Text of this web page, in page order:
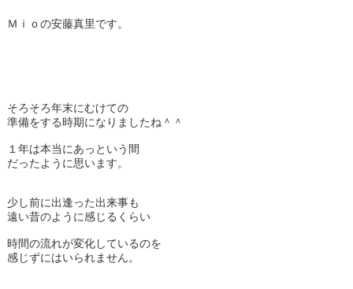
Ｍｉｏの安藤真里です。
そろそろ年末にむけての
準備をする時期になりましたね＾＾
１年は本当にあっという間
だったように思います。
少し前に出逢った出来事も
遠い昔のように感じるくらい
時間の流れが変化しているのを
感じずにはいられません。